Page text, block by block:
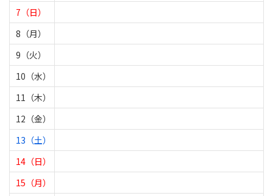
7（日）
8（月）
9（火）
10（水）
11（木）
12（金）
13（土）
14（日）
15（月）